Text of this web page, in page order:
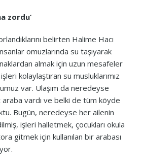
zordu’
belirten Halime Hacı
omuzlarında su taşıyarak
almak için uzun mesafeler
kolaylaştıran su musluklarımız
var. Ulaşım da neredeyse
vardı ve belki de tüm köyde
Bugün, neredeyse her ailenin
işleri halletmek, çocukları okula
gitmek için kullanılan bir arabası